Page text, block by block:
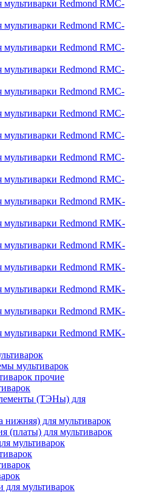
мультиварки Redmond RMC-
мультиварки Redmond RMC-
мультиварки Redmond RMC-
мультиварки Redmond RMC-
мультиварки Redmond RMC-
мультиварки Redmond RMC-
мультиварки Redmond RMC-
мультиварки Redmond RMC-
мультиварки Redmond RMC-
мультиварки Redmond RMK-
мультиварки Redmond RMK-
мультиварки Redmond RMK-
мультиварки Redmond RMK-
мультиварки Redmond RMK-
мультиварки Redmond RMK-
мультиварки Redmond RMK-
мультиварок
прочие
(ТЭНы) для
нижняя) для мультиварок
(платы) для мультиварок
мультиварок
для мультиварок